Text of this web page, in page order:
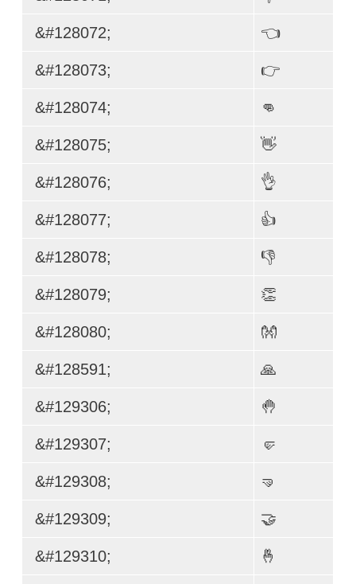
&#128072; 👈
&#128073; 👉
&#128074; 👊
&#128075; 👋
&#128076; 👌
&#128077; 👍
&#128078; 👎
&#128079; 👏
&#128080; 👐
&#128591; 🙏
&#129306; 🤚
&#129307; 🤛
&#129308; 🤜
&#129309; 🤝
&#129310; 🤞